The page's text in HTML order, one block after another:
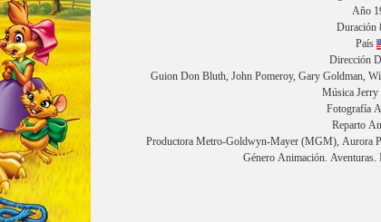
Año
Duración
País
Dirección
Guion Don Bluth, John Pomeroy, Gary Goldman,
Música
Fotografía
Reparto
Productora Metro-Goldwyn-Mayer (MGM), Aurora
Género Animación.